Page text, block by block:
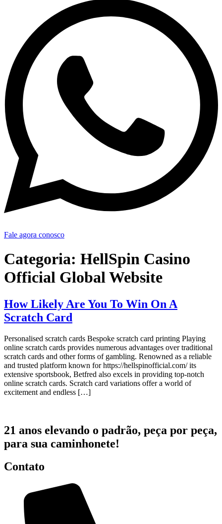
Fale agora conosco
Categoria: HellSpin Casino
Official Global Website
How Likely Are You To Win On A
Scratch Card
Personalised scratch cards Bespoke scratch card printing Playing
online scratch cards provides numerous advantages over traditional
scratch cards and other forms of gambling. Renowned as a reliable
and trusted platform known for https://hellspinofficial.com/ its
extensive sportsbook, Betfred also excels in providing top-notch
online scratch cards. Scratch card variations offer a world of
excitement and endless […]
21 anos elevando o padrão, peça por peça,
para sua caminhonete!
Contato